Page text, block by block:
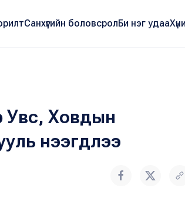
Санхүүгийн боловсролБи нэг удаа
Увс, Ховдын
нээгдлээ